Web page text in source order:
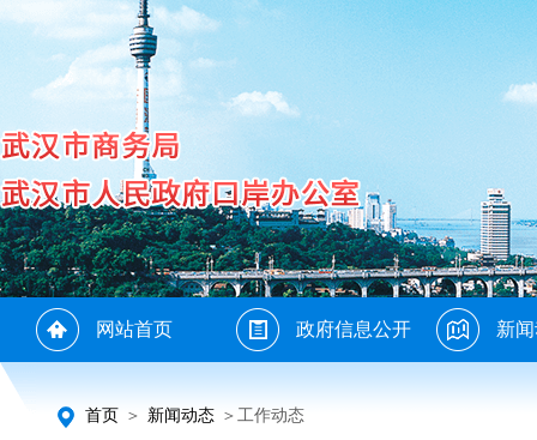
网站首页 政府信息公开 新
首页 ＞ 新闻动态 ＞工作动态